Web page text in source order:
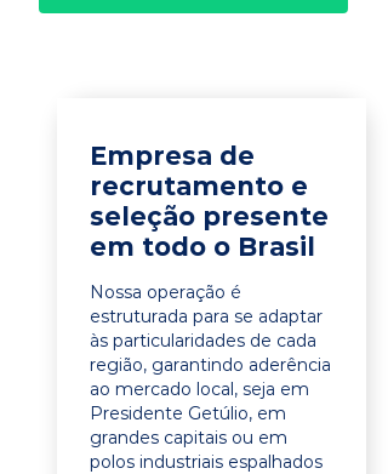
Empresa de
recrutamento e
seleção presente
em todo o Brasil
Nossa operação é
estruturada para se adaptar
às particularidades de cada
região, garantindo aderência
ao mercado local, seja em
Presidente Getúlio, em
grandes capitais ou em
polos industriais espalhados